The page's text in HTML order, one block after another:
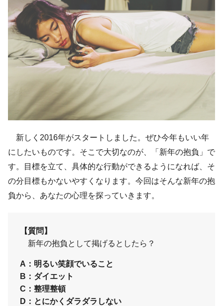
新しく2016年がスタートしました。ぜひ今年もいい年
にしたいものです。そこで大切なのが、「新年の抱負」で
す。目標を立て、具体的な行動ができるようになれば、そ
の分目標もかないやすくなります。今回はそんな新年の抱
負から、あなたの心理を探っていきます。
【質問】
新年の抱負として掲げるとしたら？
A：明るい笑顔でいること
B：ダイエット
C：整理整頓
D：とにかくダラダラしない